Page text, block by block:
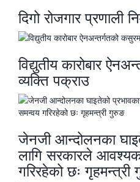
दिगो रोजगार प्रणाली
विद्युतीय कारोबार
व्यक्ति पक्राउ
जेनजी आन्दोलनका
लागि सरकारले
गरिरहेको छः